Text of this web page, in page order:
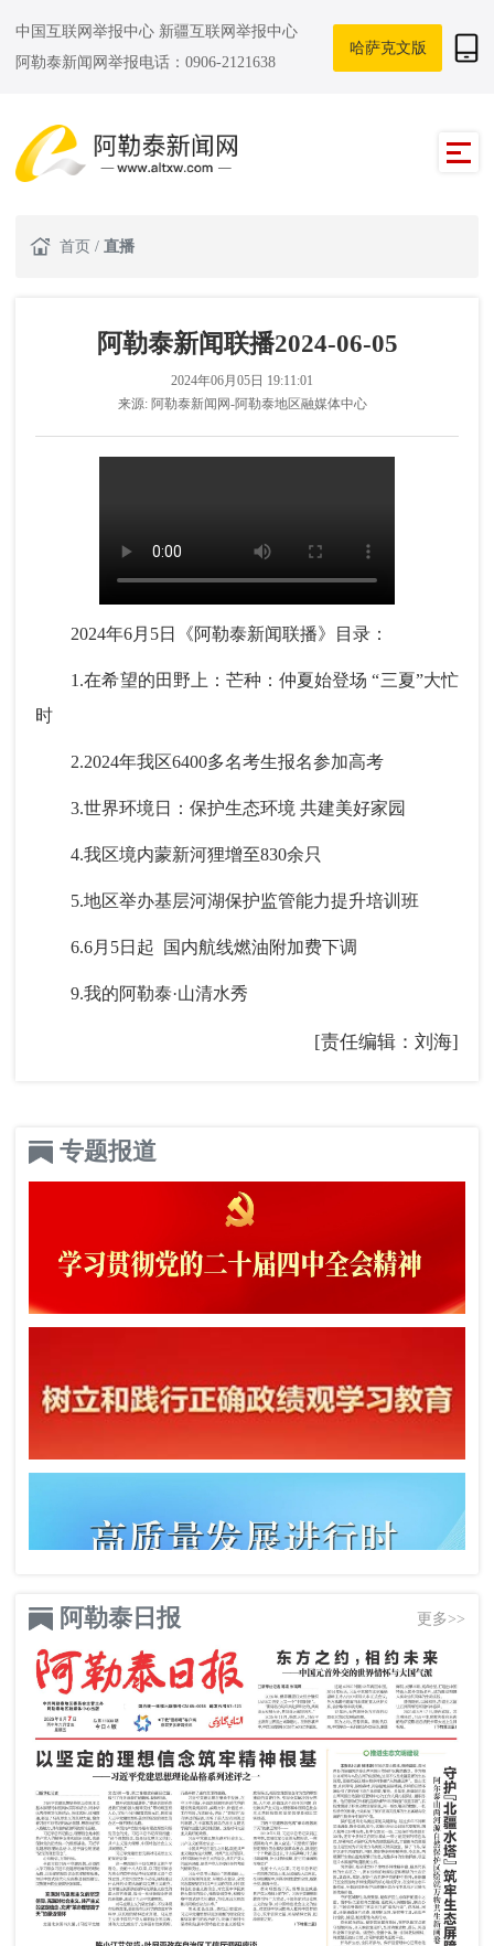
中国互联网举报中心 新疆互联网举报中心
阿勒泰新闻网举报电话：0906-2121638
哈萨克文版
首页 / 直播
阿勒泰新闻联播2024-06-05
2024年06月05日 19:11:01
来源: 阿勒泰新闻网-阿勒泰地区融媒体中心
2024年6月5日《阿勒泰新闻联播》目录：
1.在希望的田野上：芒种：仲夏始登场 “三夏”大忙
时
2.2024年我区6400多名考生报名参加高考
3.世界环境日：保护生态环境 共建美好家园
4.我区境内蒙新河狸增至830余只
5.地区举办基层河湖保护监管能力提升培训班
6.6月5日起 国内航线燃油附加费下调
9.我的阿勒泰·山清水秀
[责任编辑：刘海]
专题报道
阿勒泰日报 更多>>